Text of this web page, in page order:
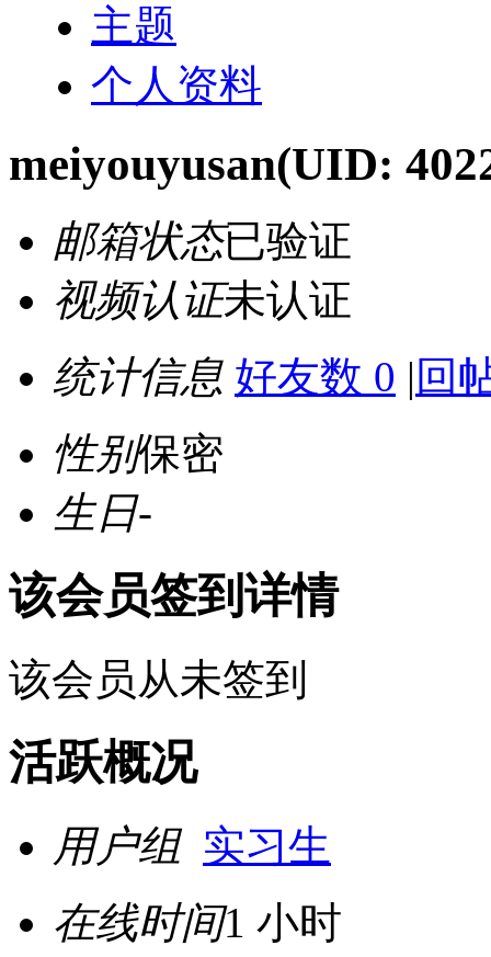
主题
个人资料
meiyouyusan(UID:
邮箱状态已验证
视频认证未认证
统计信息 好友数 0 | 回
性别保密
生日-
该会员签到详情
该会员从未签到
活跃概况
用户组 实习生
在线时间1 小时